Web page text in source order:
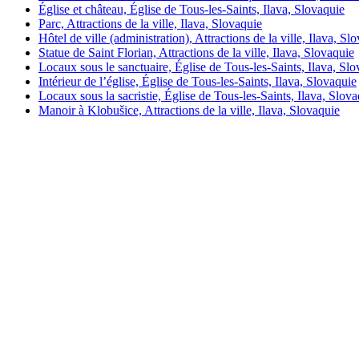
Église et château, Église de Tous-les-Saints, Ilava, Slovaquie
Parc, Attractions de la ville, Ilava, Slovaquie
Hôtel de ville (administration), Attractions de la ville, Ilava,
Statue de Saint Florian, Attractions de la ville, Ilava, Slovaquie
Locaux sous le sanctuaire, Église de Tous-les-Saints, Ilava,
Intérieur de l’église, Église de Tous-les-Saints, Ilava, Slovaquie
Locaux sous la sacristie, Église de Tous-les-Saints, Ilava,
Manoir à Klobušice, Attractions de la ville, Ilava, Slovaquie